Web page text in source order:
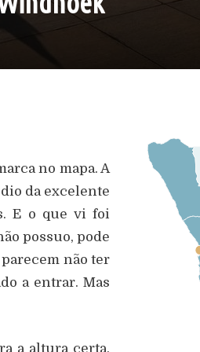
no mapa. A
da excelente
E o que vi foi
possuo, pode
não ter
a entrar. Mas
a altura certa.